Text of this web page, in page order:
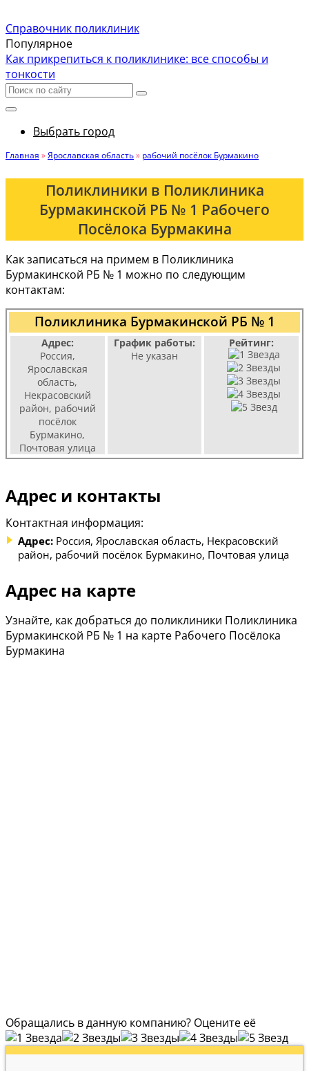
Справочник поликлиник
Популярное
Как прикрепиться к поликлинике: все способы и
тонкости
Выбрать город
Главная »Ярославская область» рабочий посёлок Бурмакино
Поликлиники в Поликлиника
Бурмакинской РБ № 1 Рабочего
Посёлока Бурмакина
Как записаться на примем в Поликлиника
Бурмакинской РБ № 1 можно по следующим
контактам:
Поликлиника Бурмакинской РБ № 1
Адрес:
Россия,
Ярославская
область,
Некрасовский
район, рабочий
посёлок
Бурмакино,
Почтовая улица
График работы:
Не указан
Рейтинг:
Адрес и контакты
Контактная информация:
Адрес: Россия, Ярославская область, Некрасовский
район, рабочий посёлок Бурмакино, Почтовая улица
Адрес на карте
Узнайте, как добраться до поликлиники Поликлиника
Бурмакинской РБ № 1 на карте Рабочего Посёлока
Бурмакина
Обращались в данную компанию? Оцените её